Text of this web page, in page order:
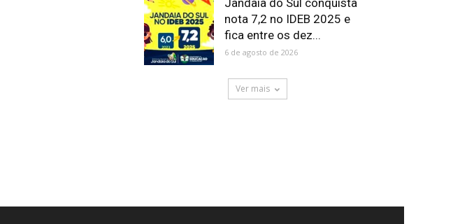
Jandaia do Sul conquista
nota 7,2 no IDEB 2025 e
fica entre os dez...
6 de agosto de 2026
Ver mais